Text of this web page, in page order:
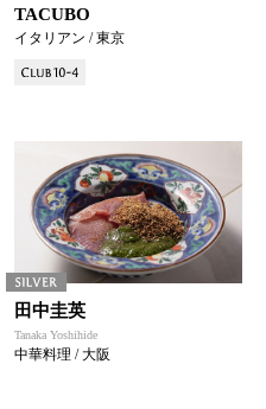
TACUBO
イタリアン / 東京
田中圭英
Tanaka Yoshihide
中華料理 / 大阪